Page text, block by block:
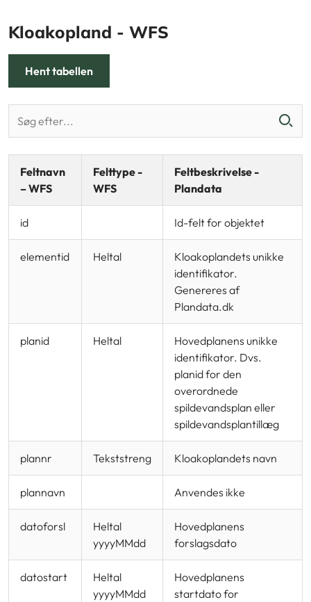
Kloakopland - WFS
Hent tabellen
Feltnavn
– WFS
Felttype -
WFS
Feltbeskrivelse -
Plandata
id Id-felt for objektet
elementid Heltal
Kloakoplandets unikke
identifikator.
Genereres af
Plandata.dk
planid Heltal
Hovedplanens unikke
identifikator. Dvs.
planid for den
overordnede
spildevandsplan eller
spildevandsplantillæg
plannr Tekststreng Kloakoplandets navn
plannavn Anvendes ikke
datoforsl
Heltal
yyyyMMdd
Hovedplanens
forslagsdato
datostart
Heltal
yyyyMMdd
Hovedplanens
startdato for